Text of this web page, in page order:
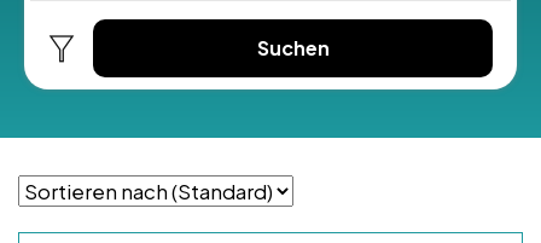
Suchen